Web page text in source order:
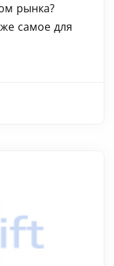
рынка?
самое для